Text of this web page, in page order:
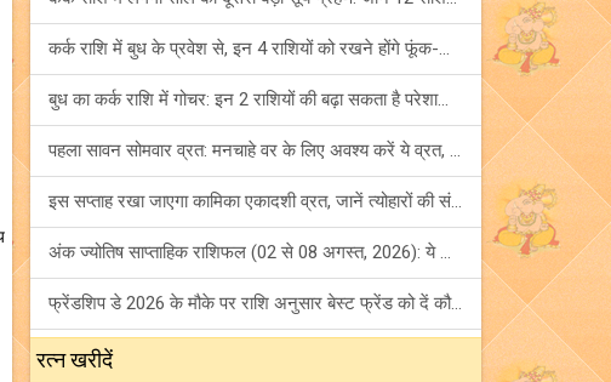
कर्क राशि में बुध के प्रवेश से, इन 4 राशियों को रखने होंगे फूंक-फूंक कर कदम!
बुध का कर्क राशि में गोचर: इन 2 राशियों की बढ़ा सकता है परेशानियां, हो जाएं सावधान!
पहला सावन सोमवार व्रत: मनचाहे वर के लिए अवश्य करें ये व्रत, जानें नियम एवं पूजा विधि!
इस सप्ताह रखा जाएगा कामिका एकादशी व्रत, जानें त्योहारों की संपूर्ण लिस्ट!
अंक ज्योतिष साप्ताहिक राशिफल (02 से 08 अगस्त, 2026): ये सप्ताह क्यों है खास?
फ्रेंडशिप डे 2026 के मौके पर राशि अनुसार बेस्ट फ्रेंड को दें कौन सा गिफ्ट? जानें
रत्न खरीदें